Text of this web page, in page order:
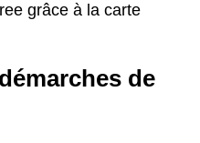
grâce à la carte
de